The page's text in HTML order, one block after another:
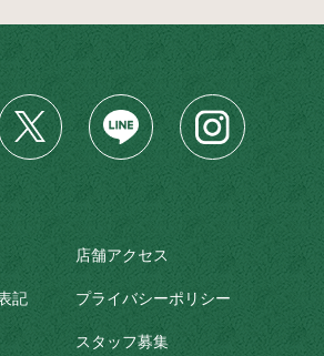
店舗アクセス
記 プライバシーポリシー
スタッフ募集